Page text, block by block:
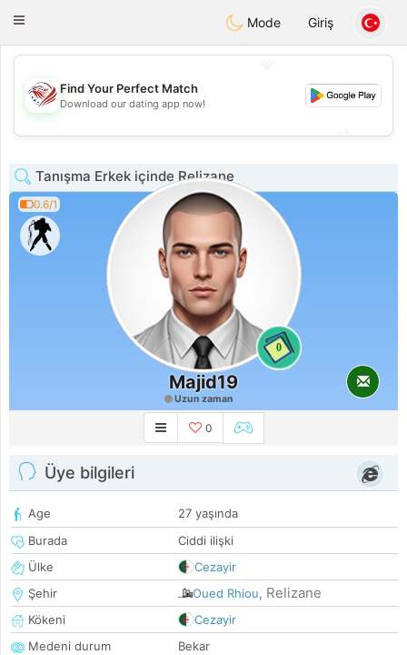
Dating
Toggle
Mode Giriş
💖
💕
Find Your Perfect Match
Download our dating app now!
Tanışma Erkek içinde Relizane
0.6/1
0
Majid19
Uzun zaman
0
Üye bilgileri
Age
27 yaşında
Burada
Ciddi ilişki
Ülke
Cezayir
Şehir
Oued Rhiou, Relizane
Kökeni
Cezayir
Medeni durum
Bekar